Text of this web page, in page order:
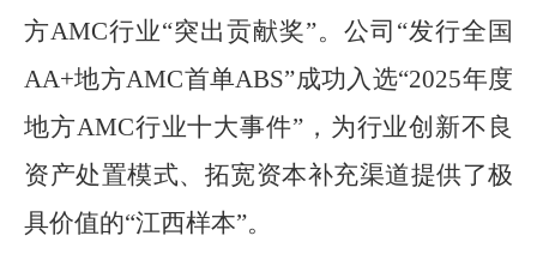
方AMC行业“突出贡献奖”。公司“发行全国
AA+地方AMC首单ABS”成功入选“2025年度
地方AMC行业十大事件”，为行业创新不良
资产处置模式、拓宽资本补充渠道提供了极
具价值的“江西样本”。